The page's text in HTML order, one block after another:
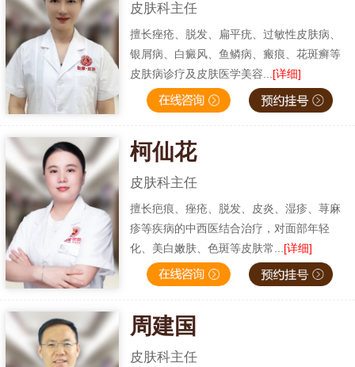
皮肤科主任
擅长痤疮、脱发、扁平疣、过敏性皮肤病、
银屑病、白癜风、鱼鳞病、瘢痕、花斑癣等
皮肤病诊疗及皮肤医学美容... [详细]
柯仙花
皮肤科主任
擅长疤痕、痤疮、脱发、皮炎、湿疹、荨麻
疹等疾病的中西医结合治疗，对面部年轻
化、美白嫩肤、色斑等皮肤常... [详细]
周建国
皮肤科主任